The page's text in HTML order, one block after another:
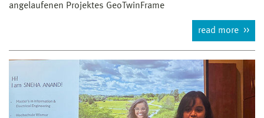
angelaufenen Projektes GeoTwinFrame
read more